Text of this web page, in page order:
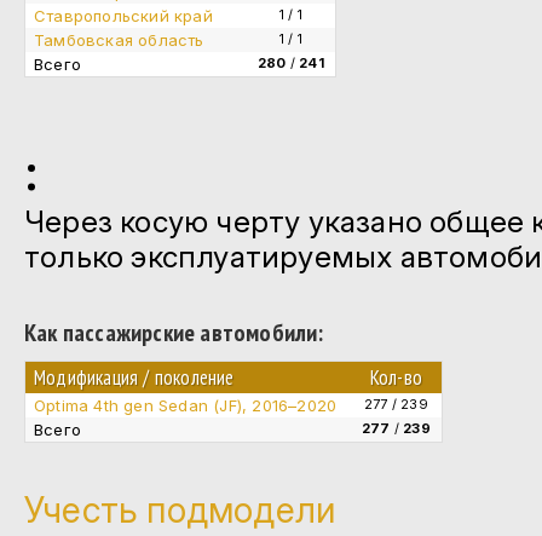
Ставропольский край 1 / 1
Тамбовская область 1 / 1
Всего 280 / 241
:
Через косую черту указано
только эксплуатируемых
Как пассажирские автомобили:
Модификация / поколение Кол-во
Optima 4th gen Sedan (JF), 2016–2020 277 / 239
Всего 277 / 239
Учесть подмодели